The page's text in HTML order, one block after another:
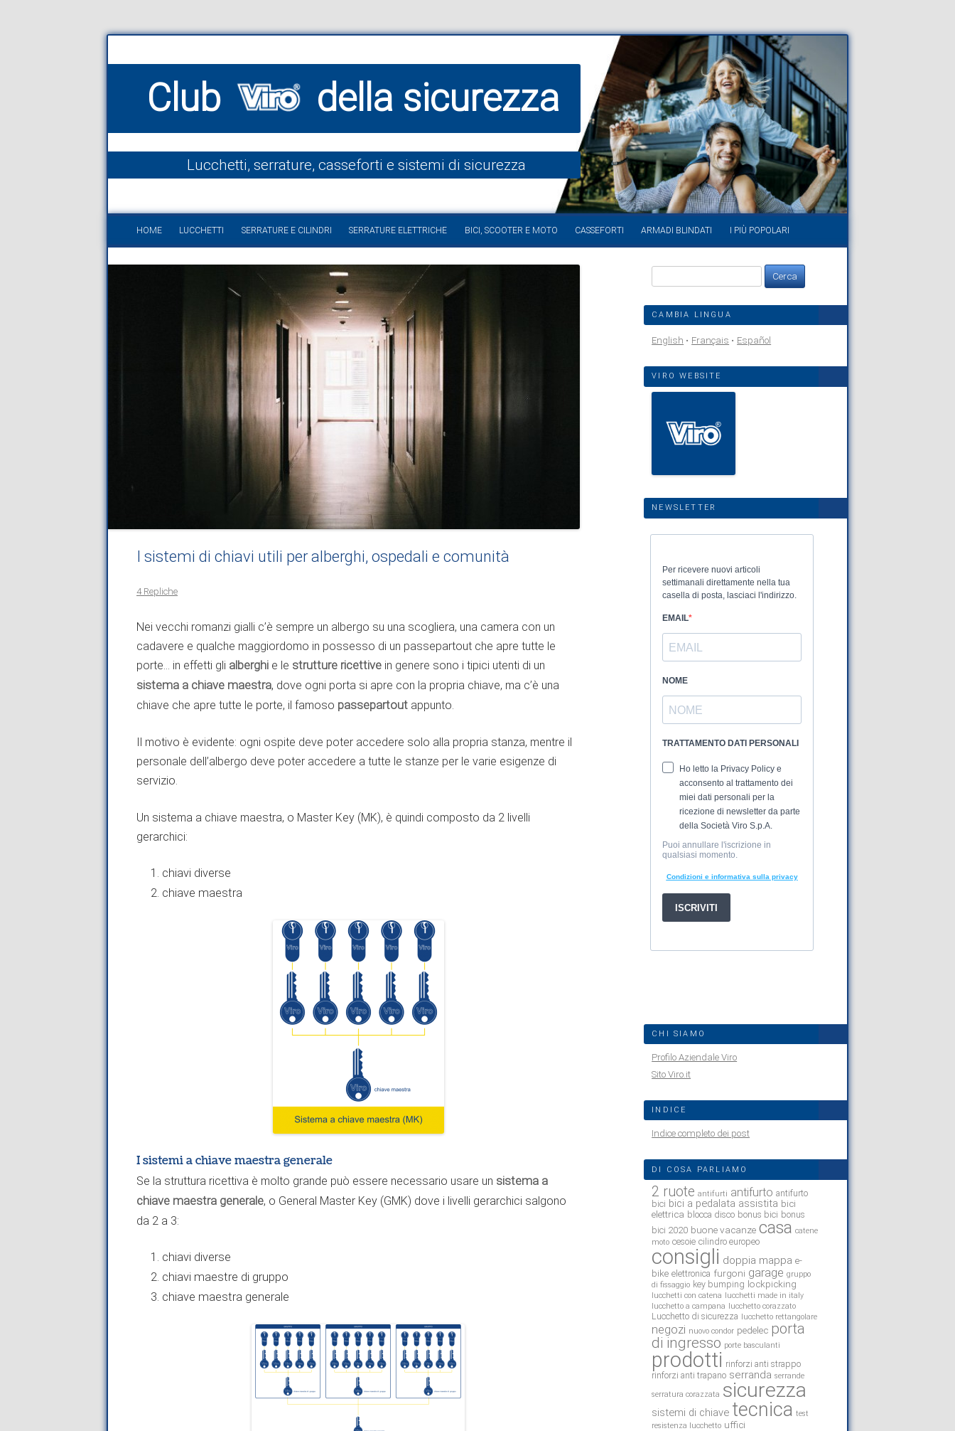
Club della sicurezza
Lucchetti, serrature, casseforti e sistemi di sicurezza
HOME LUCCHETTI SERRATURE E CILINDRI SERRATURE ELETTRICHE BICI, SCOOTER E MOTO CASSEFORTI ARMADI BLINDATI I PIÙ POPOLARI
I sistemi di chiavi utili per alberghi, ospedali e comunità
4 Repliche
Nei vecchi romanzi gialli c’è sempre un albergo su una scogliera, una camera con un
cadavere e qualche maggiordomo in possesso di un passepartout che apre tutte le
porte… in effetti gli alberghi e le strutture ricettive in genere sono i tipici utenti di un
sistema a chiave maestra, dove ogni porta si apre con la propria chiave, ma c’è una
chiave che apre tutte le porte, il famoso passepartout appunto.
Il motivo è evidente: ogni ospite deve poter accedere solo alla propria stanza, mentre il
personale dell’albergo deve poter accedere a tutte le stanze per le varie esigenze di
servizio.
Un sistema a chiave maestra, o Master Key (MK), è quindi composto da 2 livelli
gerarchici:
chiavi diverse
chiave maestra
I sistemi a chiave maestra generale
Se la struttura ricettiva è molto grande può essere necessario usare un sistema a
chiave maestra generale, o General Master Key (GMK) dove i livelli gerarchici salgono
da 2 a 3:
chiavi diverse
chiavi maestre di gruppo
chiave maestra generale
per:
CAMBIA LINGUA
English Français Español
VIRO WEBSITE
NEWSLETTER
CHI SIAMO
Profilo Aziendale Viro
Sito Viro.it
INDICE
Indice completo dei post
DI COSA PARLIAMO
2 ruote antifurti antifurto antifurto
bici bici a pedalata assistita bici
elettrica blocca disco bonus bici bonus
bici 2020 buone vacanze casa catene
moto cesoie cilindro europeo
consigli doppia mappa e-
bike elettronica furgoni garage gruppo
di fissaggio key bumping lockpicking
lucchetti con catena lucchetti made in italy
lucchetto a campana lucchetto corazzato
Lucchetto di sicurezza lucchetto rettangolare
negozi nuovo condor pedelec porta
di ingresso porte basculanti
prodotti rinforzi anti strappo
rinforzi anti trapano serranda serrande
serratura corazzata sicurezza
sistemi di chiave tecnica test
resistenza lucchetto uffici